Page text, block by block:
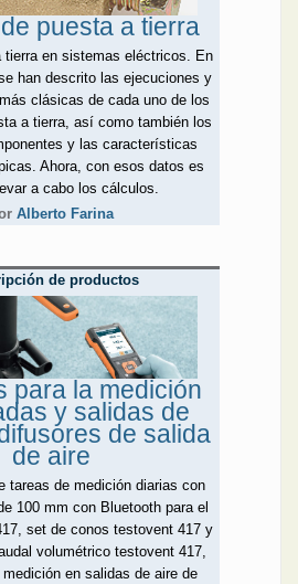
puesta a tierra
tierra en sistemas eléctricos. En
han descrito las ejecuciones y
clásicas de cada uno de los
a tierra, así como también los
y las características
Ahora, con esos datos es
a cabo los cálculos.
Alberto Farina
de productos
para la medición
y salidas de
de salida
de aire
tareas de medición diarias con
100 mm con Bluetooth para el
set de conos testovent 417 y
volumétrico testovent 417,
en salidas de aire de